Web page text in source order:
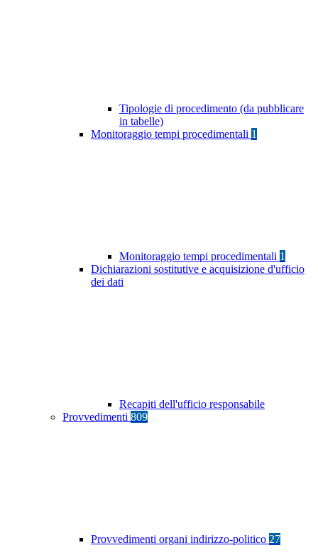
Tipologie di procedimento (da pubblicare
in tabelle)
Monitoraggio tempi procedimentali 1
Monitoraggio tempi procedimentali 1
Dichiarazioni sostitutive e acquisizione d'ufficio
dei dati
Recapiti dell'ufficio responsabile
Provvedimenti 809
Provvedimenti organi indirizzo-politico 27